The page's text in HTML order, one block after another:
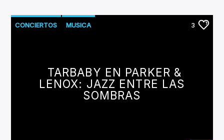
CONCIERTOS MUSICA 3
TARBABY EN PARKER &
LENOX: JAZZ ENTRE LAS
SOMBRAS